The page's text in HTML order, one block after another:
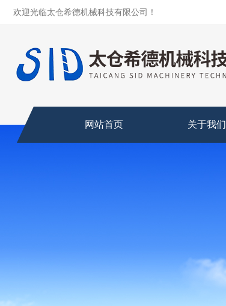
欢迎光临太仓希德机械科技有限公司！
网站首页 关于我们